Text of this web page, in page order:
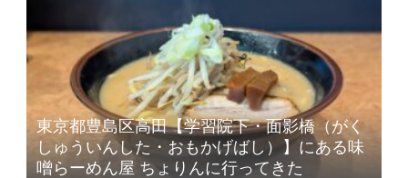
東京都豊島区高田【学習院下・面影橋（がく
しゅういんした・おもかげばし）】にある味
噌らーめん屋 ちょりんに行ってきた